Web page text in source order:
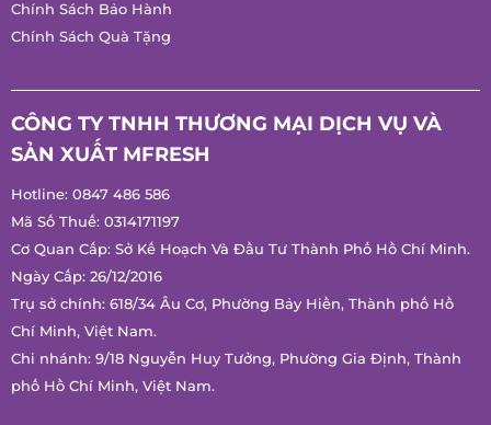
Chính Sách Bảo Hành
Chính Sách Quà Tặng
CÔNG TY TNHH THƯƠNG MẠI DỊCH VỤ VÀ
SẢN XUẤT MFRESH
Hotline: 0847 486 586
Mã Số Thuế: 0314171197
Cơ Quan Cấp: Sở Kế Hoạch Và Đầu Tư Thành Phố Hồ Chí Minh.
Ngày Cấp: 26/12/2016
Trụ sở chính: 618/34 Âu Cơ, Phường Bảy Hiền, Thành phố Hồ
Chí Minh, Việt Nam.
Chi nhánh: 9/18 Nguyễn Huy Tưởng, Phường Gia Định, Thành
phố Hồ Chí Minh, Việt Nam.